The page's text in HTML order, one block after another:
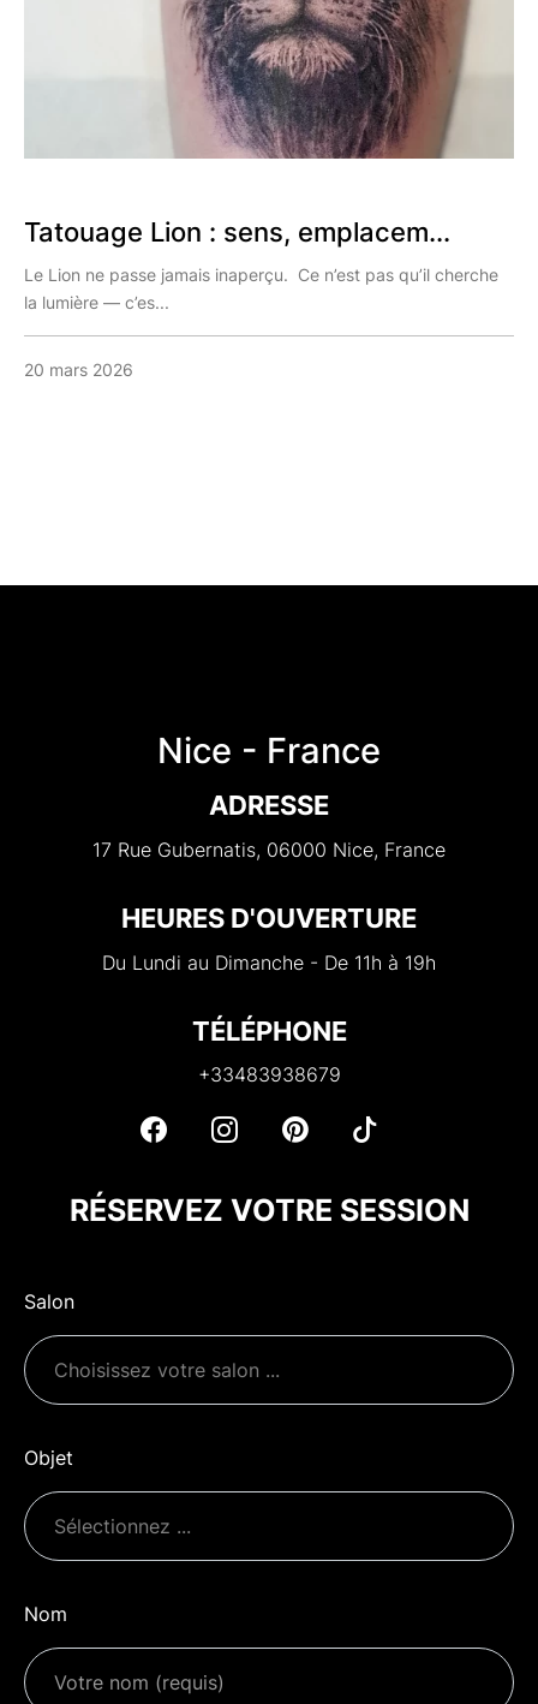
Tatouage Lion : sens, emplacem...
Le Lion ne passe jamais inaperçu. Ce n’est pas qu’il cherche
la lumière — c’es...
20 mars 2026
Nice - France
ADRESSE
17 Rue Gubernatis, 06000 Nice, France
HEURES D'OUVERTURE
Du Lundi au Dimanche - De 11h à 19h
TÉLÉPHONE
+33483938679
RÉSERVEZ VOTRE SESSION
Salon
Objet
Nom